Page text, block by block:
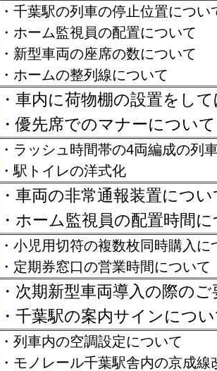
・千葉駅の列車の停止位置につい
・ホーム監視員の配置について
・新型車両の座席の数について
・ホームの整列線について
・車内に荷物棚の設置をし
・優先席でのマナーについて
・ラッシュ時間帯の4両編成の列
・駅トイレの洋式化
・車両の非常通報装置につ
・ホーム監視員の配置時間
・小児用切符の複数枚同時購入に
・定期券窓口の営業時間について
・次期新型車両導入の際のご
・千葉駅の案内サインにつ
・列車内の空調設定について
・モノレール千葉駅舎内の京成